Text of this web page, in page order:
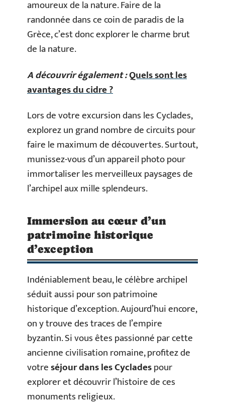
amoureux de la nature. Faire de la
randonnée dans ce coin de paradis de la
Grèce, c’est donc explorer le charme brut
de la nature.
A découvrir également :Quels sont les
avantages du cidre ?
Lors de votre excursion dans les Cyclades,
explorez un grand nombre de circuits pour
faire le maximum de découvertes. Surtout,
munissez-vous d’un appareil photo pour
immortaliser les merveilleux paysages de
l’archipel aux mille splendeurs.
Immersion au cœur d’un
patrimoine historique
d’exception
Indéniablement beau, le célèbre archipel
séduit aussi pour son patrimoine
historique d’exception. Aujourd’hui encore,
on y trouve des traces de l’empire
byzantin. Si vous êtes passionné par cette
ancienne civilisation romaine, profitez de
votreséjour dans les Cycladespour
explorer et découvrir l’histoire de ces
monuments religieux.